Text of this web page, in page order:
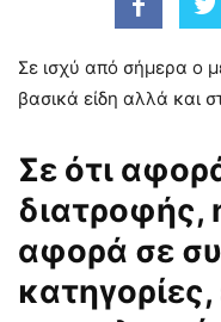
Σε ισχύ από σήμερα ο
βασικά είδη αλλά και
Σε ότι
διατροφής,
αφορά σε